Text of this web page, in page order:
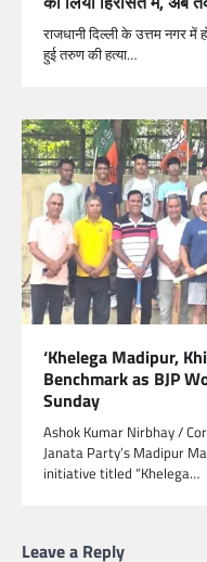
राजधानी दिल्ली के उत्तम नगर में
हुई तरुण की हत्या…
‘Khelega Madipur,
Benchmark as BJP
Sunday
Ashok Kumar Nirbhay /
Janata Party’s Madipur
initiative titled “Khelega…
Leave a Reply